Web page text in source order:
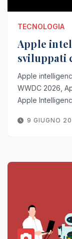
TECNOLOGIA
Apple
sviluppati
Apple
WWDC 2026,
Apple
9 GIUGNO